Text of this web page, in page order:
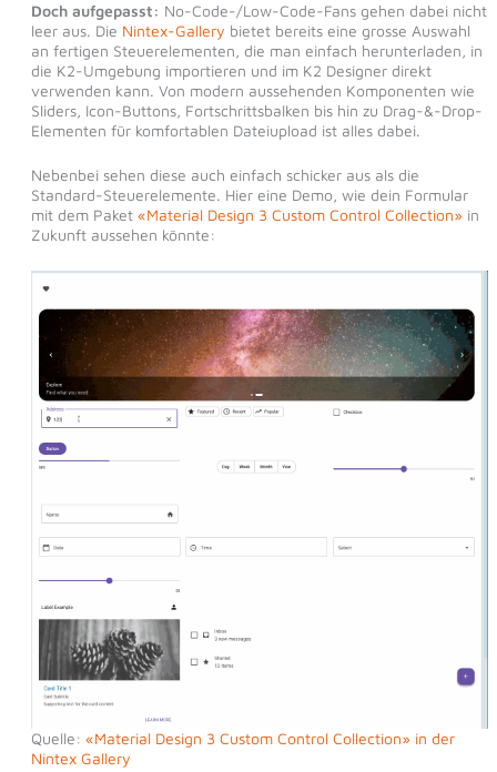
Doch aufgepasst: No-Code-/Low-Code-Fans gehen dabei nicht
leer aus. Die Nintex-Gallery bietet bereits eine grosse Auswahl
an fertigen Steuerelementen, die man einfach herunterladen, in
die K2-Umgebung importieren und im K2 Designer direkt
verwenden kann. Von modern aussehenden Komponenten wie
Sliders, Icon-Buttons, Fortschrittsbalken bis hin zu Drag-&-Drop-
Elementen für komfortablen Dateiupload ist alles dabei.
Nebenbei sehen diese auch einfach schicker aus als die
Standard-Steuerelemente. Hier eine Demo, wie dein Formular
mit dem Paket «Material Design 3 Custom Control Collection»in
Zukunft aussehen könnte:
Quelle: «Material Design 3 Custom Control Collection» in der
Nintex Gallery